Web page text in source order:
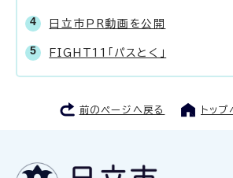
日立市PR動画を公開
FIGHT11「パスとく」
前のページへ戻る トッ